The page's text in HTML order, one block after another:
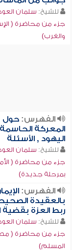
للشيخ: سلمان
جزء من محاضرة (
والغرب)
الفهرس:حول
المعركة
اليهود , الأسئلة
للشيخ: سلمان
جزء من محاضرة (
بمرحلة جديدة)
الفهرس:
بالعقيدة
ربط العزة بقضية
للشيخ: سلمان
جزء من محاضرة (
المسلم)